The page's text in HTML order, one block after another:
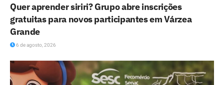
Quer aprender siriri? Grupo abre inscrições
gratuitas para novos participantes em Várzea
Grande
6 de agosto, 2026